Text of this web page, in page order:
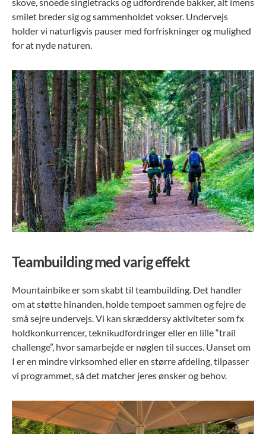
smilet breder sig og sammenholdet vokser. Undervejs
holder vi naturligvis pauser med forfriskninger og mulighed
for at nyde naturen.
Teambuilding med varig effekt
Mountainbike er som skabt til teambuilding. Det handler
om at støtte hinanden, holde tempoet sammen og fejre de
små sejre undervejs. Vi kan skræddersy aktiviteter som fx
holdkonkurrencer, teknikudfordringer eller en lille “trail
challenge”, hvor samarbejde er nøglen til succes. Uanset om
I er en mindre virksomhed eller en større afdeling, tilpasser
vi programmet, så det matcher jeres ønsker og behov.